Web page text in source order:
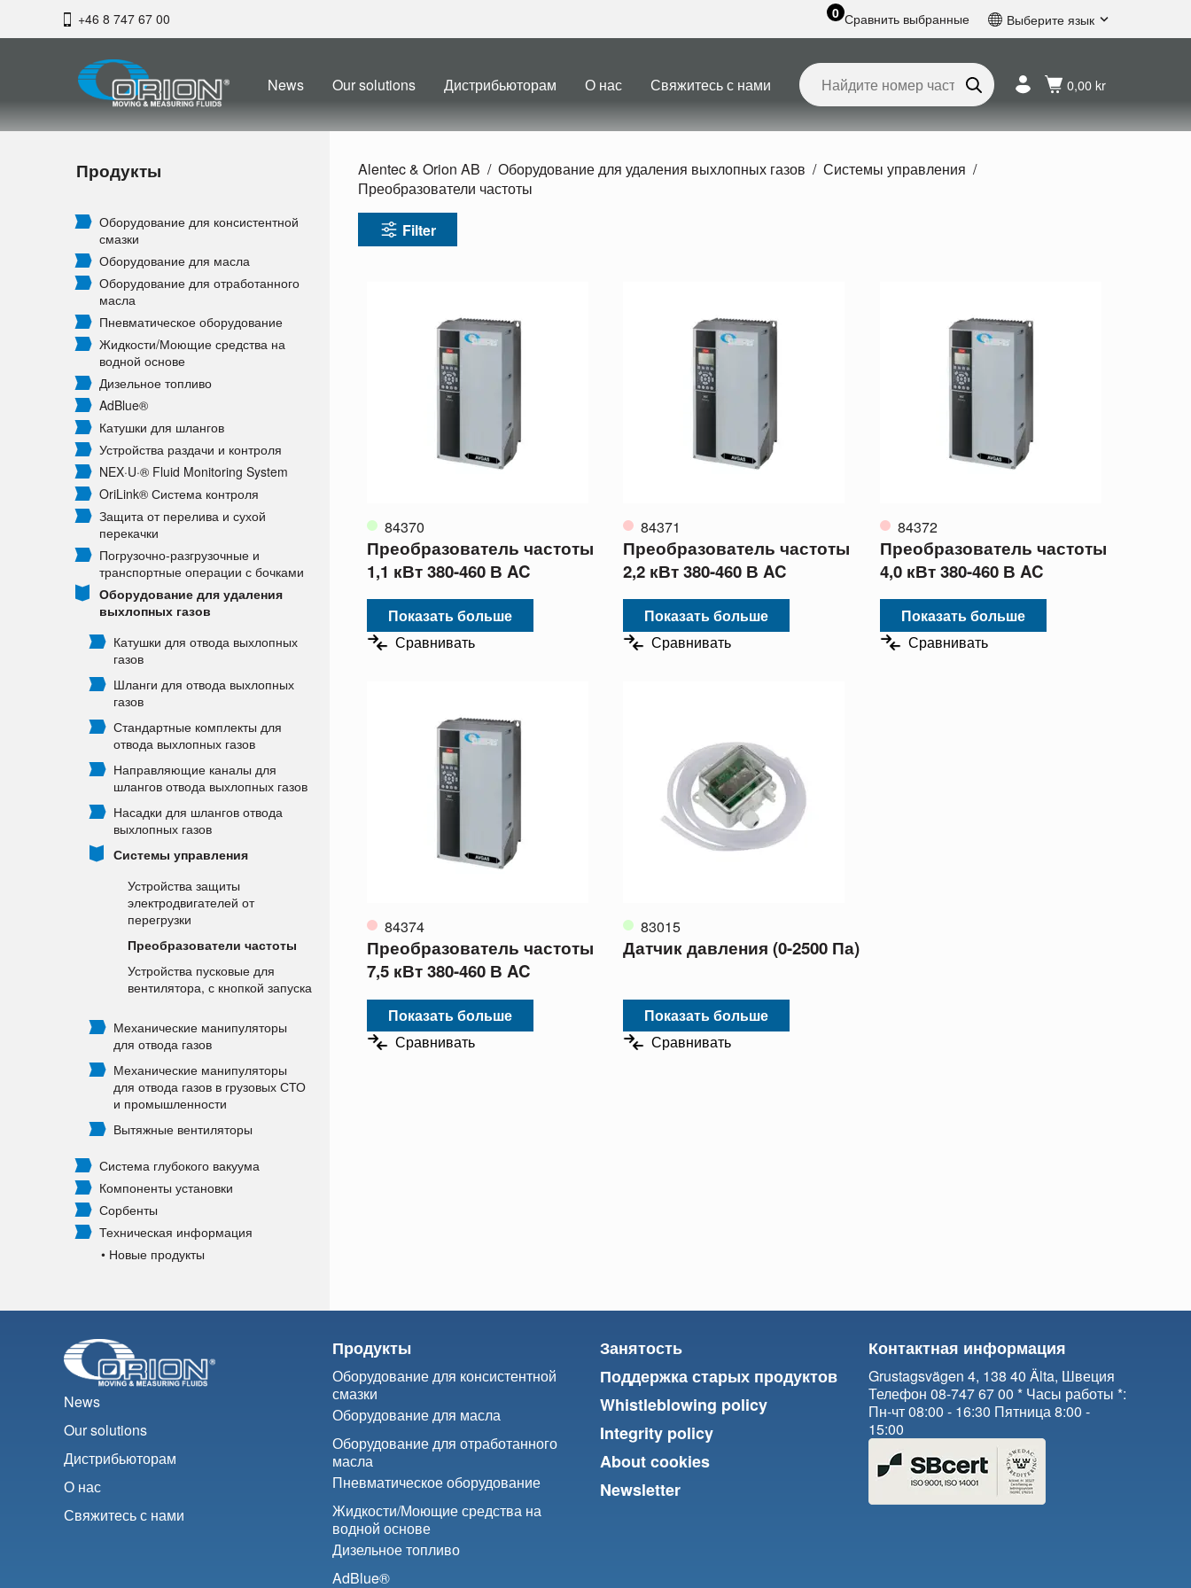
+46 8 747 67 00 0 Сравнить выбранные Выберите язык
Французский
Голландский
News Our solutions Дистрибьюторам О нас Свяжитесь с нами 0,00 kr
Продукты
Оборудование для консистентной
смазки
Оборудование для масла
Оборудование для отработанного
масла
Пневматическое оборудование
Жидкости/Моющие средства на
водной основе
Дизельное топливо
AdBlue®
Катушки для шлангов
Устройства раздачи и контроля
NEX·U·® Fluid Monitoring System
OriLink® Система контроля
Защита от перелива и сухой
перекачки
Погрузочно-разгрузочные и
транспортные операции с бочками
Оборудование для удаления
выхлопных газов
Катушки для отвода выхлопных
газов
Шланги для отвода выхлопных
газов
Стандартные комплекты для
отвода выхлопных газов
Направляющие каналы для
шлангов отвода выхлопных газов
Насадки для шлангов отвода
выхлопных газов
Системы управления
Устройства защиты
электродвигателей от
перегрузки
Преобразователи частоты
Устройства пусковые для
вентилятора, с кнопкой запуска
Механические манипуляторы
для отвода газов
Механические манипуляторы
для отвода газов в грузовых СТО
и промышленности
Вытяжные вентиляторы
Система глубокого вакуума
Компоненты установки
Сорбенты
Техническая информация
• Новые продукты
Alentec & Orion AB Оборудование для удаления выхлопных газов
Системы управления
Преобразователи частоты
Filter
84370
Преобразователь частоты
1,1 кВт 380-460 В AC
Показать больше
Сравнивать
84371
Преобразователь частоты
2,2 кВт 380-460 В AC
Показать больше
Сравнивать
84372
Преобразователь частоты
4,0 кВт 380-460 В AC
Показать больше
Сравнивать
84374
Преобразователь частоты
7,5 кВт 380-460 В AC
Показать больше
Сравнивать
83015
Датчик давления (0-2500 Па)
Показать больше
Сравнивать
News
Our solutions
Дистрибьюторам
О нас
Свяжитесь с нами
Продукты
Оборудование для консистентной
смазки
Оборудование для масла
Оборудование для отработанного
масла
Пневматическое оборудование
Жидкости/Моющие средства на
водной основе
Дизельное топливо
AdBlue®
Занятость
Поддержка старых продуктов
Whistleblowing policy
Integrity policy
About cookies
Newsletter
Контактная информация
Grustagsvägen 4, 138 40 Älta, Швеция
Телефон 08-747 67 00 * Часы работы *:
Пн-чт 08:00 - 16:30 Пятница 8:00 -
15:00